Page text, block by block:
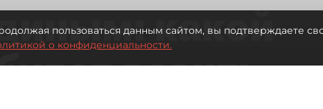
какой
возить
пользоваться данным сайтом, вы подтверждаете
о конфиденциальности.